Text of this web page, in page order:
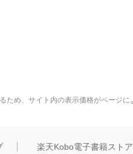
ため、サイト内の表示価格がページ
楽天Kobo電子書籍スト